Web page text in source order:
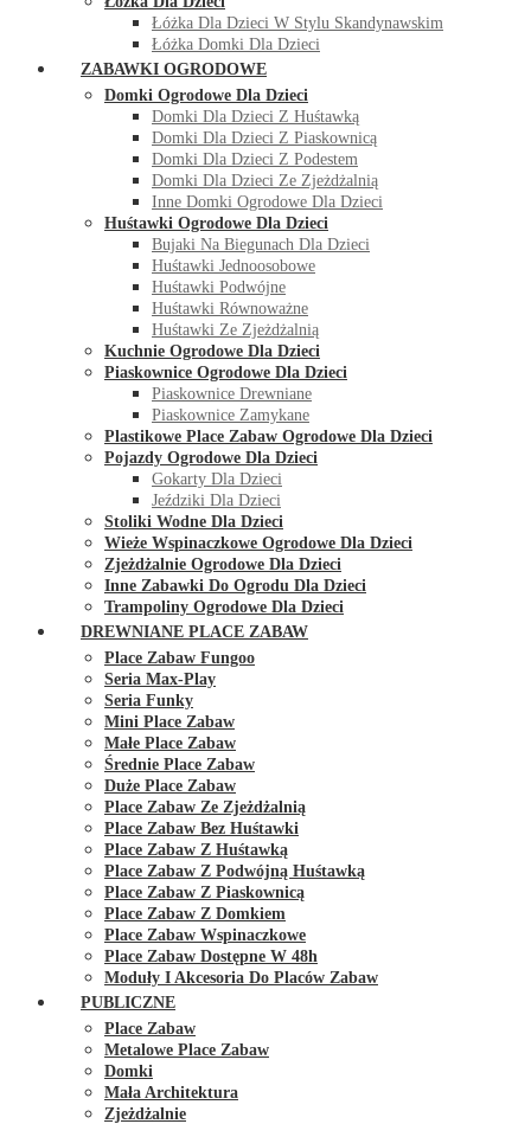
Łóżka Dla Dzieci W Stylu Skandynawskim
Łóżka Domki Dla Dzieci
ZABAWKI OGRODOWE
Domki Ogrodowe Dla Dzieci
Domki Dla Dzieci Z Huśtawką
Domki Dla Dzieci Z Piaskownicą
Domki Dla Dzieci Z Podestem
Domki Dla Dzieci Ze Zjeżdżalnią
Inne Domki Ogrodowe Dla Dzieci
Huśtawki Ogrodowe Dla Dzieci
Bujaki Na Biegunach Dla Dzieci
Huśtawki Jednoosobowe
Huśtawki Podwójne
Huśtawki Równoważne
Huśtawki Ze Zjeżdżalnią
Kuchnie Ogrodowe Dla Dzieci
Piaskownice Ogrodowe Dla Dzieci
Piaskownice Drewniane
Piaskownice Zamykane
Plastikowe Place Zabaw Ogrodowe Dla Dzieci
Pojazdy Ogrodowe Dla Dzieci
Gokarty Dla Dzieci
Jeździki Dla Dzieci
Stoliki Wodne Dla Dzieci
Wieże Wspinaczkowe Ogrodowe Dla Dzieci
Zjeżdżalnie Ogrodowe Dla Dzieci
Inne Zabawki Do Ogrodu Dla Dzieci
Trampoliny Ogrodowe Dla Dzieci
DREWNIANE PLACE ZABAW
Place Zabaw Fungoo
Seria Max-Play
Seria Funky
Mini Place Zabaw
Małe Place Zabaw
Średnie Place Zabaw
Duże Place Zabaw
Place Zabaw Ze Zjeżdżalnią
Place Zabaw Bez Huśtawki
Place Zabaw Z Huśtawką
Place Zabaw Z Podwójną Huśtawką
Place Zabaw Z Piaskownicą
Place Zabaw Z Domkiem
Place Zabaw Wspinaczkowe
Place Zabaw Dostępne W 48h
Moduły I Akcesoria Do Placów Zabaw
PUBLICZNE
Place Zabaw
Metalowe Place Zabaw
Domki
Mała Architektura
Zjeżdżalnie